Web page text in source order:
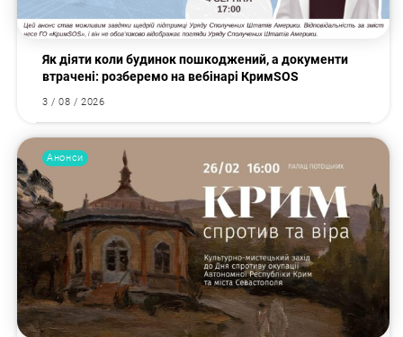
Як діяти коли будинок пошкоджений, а документи
втрачені: розберемо на вебінарі КримSOS
3 / 08 / 2026
Анонси